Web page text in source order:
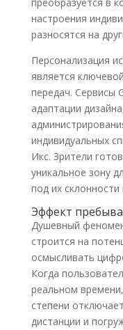
настроения
разносятся на
Персонализация
является
передач. Сервисы
адаптации
индивидуальных
Икс. Зрители
уникальное зону
под их
Эффект
Душевный
строится на
осмысливать
Когда
реальном
степени
дистанции и